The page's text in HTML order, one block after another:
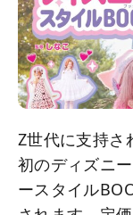
Z世代に支持さ
初のディズニ
ースタイル